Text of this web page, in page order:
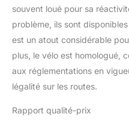
souvent loué pour sa
problème, ils sont
est un atout considérable
plus, le vélo est homologué,
aux réglementations en
légalité sur les routes.
Rapport qualité-prix